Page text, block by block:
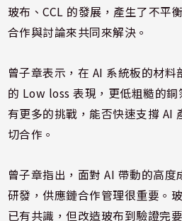
玻布、CCL 的發展，產生了不平
合作與討論來共同來解決。
曾子章表示，在 AI 系統板的材
的 Low loss 表現，更低粗糙的
有更多的挑戰，能否快速支撐 AI
切合作。
曾子章指出，面對 AI 帶動的高
研發，供應鏈合作管理很重要。
已有共識，但改造玻布到驗證完